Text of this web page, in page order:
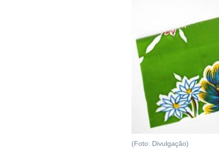
(Foto: Divulgação)